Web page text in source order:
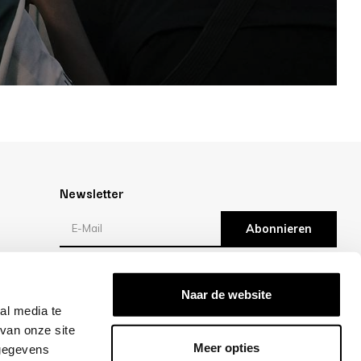
media te
onze site
Naar de website
Meer opties
Newsletter
Abonnieren
Bewertungen
/10 -klantbeoordelingen